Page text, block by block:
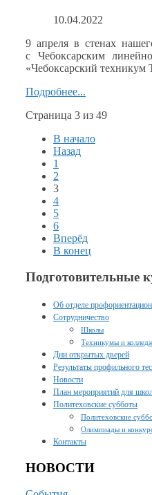
10.04.2022
9 апреляв стенах
с Чебоксарским
«Чебоксарский техникум
Подробнее...
Страница 3 из 49
В начало
Назад
1
2
3
4
5
6
Вперёд
В конец
Подготовительные
Об отделе
Сотрудничество
Школы
Техникумы и
Дни открытых дверей
Результаты профильного
Новости
План мероприятий для
Политеховские субботы
Политеховские
Олимпиады и
Контакты
НОВОСТИ